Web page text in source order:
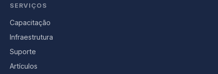
SERVIÇOS
Capacitação
Infraestrutura
Suporte
Artículos